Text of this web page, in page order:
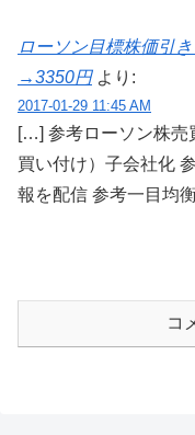
ローソン目標株価引
→3350円 より:
2017-01-29 11:45 AM
[…] 参考ローソン株売
買い付け）子会社化
報を配信 参考一目均
コ